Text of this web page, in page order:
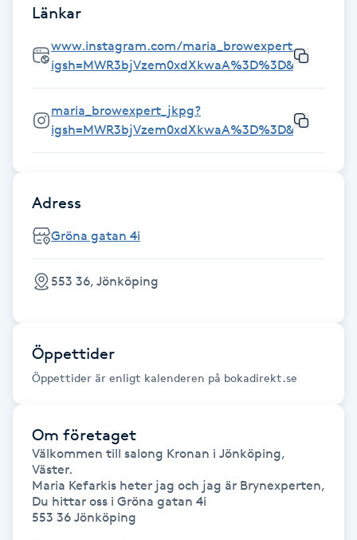
Funktionsanalys
Föning
Gelenaglar
Gellack
Gellack med förstärkning
Gravidmassage
Gruppträning
Gua Sha-massage
Länkar
www.instagram.com/maria_browexpert_jkpg?
maria_browexpert_jkpg?
Adress
Gröna gatan 4i
553 36, Jönköping
Öppettider
Öppettider är enligt kalenderen på bokadirekt.se
Om företaget
Välkommen till salong Kronan i Jönköping,
Väster.
Maria Kefarkis heter jag och jag är Brynexperten,
Du hittar oss i Gröna gatan 4i
553 36 Jönköping